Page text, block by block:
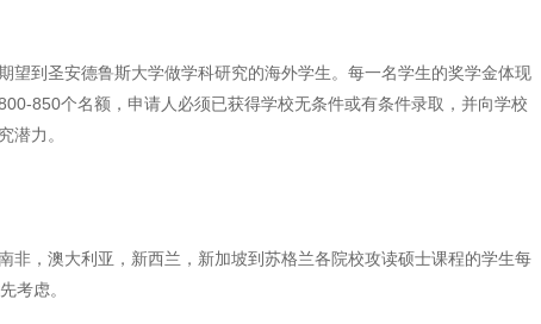
到圣安德鲁斯大学做学科研究的海外学生。每一名学生的奖学金体现
850个名额，申请人必须已获得学校无条件或有条件录取，并向学校
潜力。
，澳大利亚，新西兰，新加坡到苏格兰各院校攻读硕士课程的学生每
考虑。